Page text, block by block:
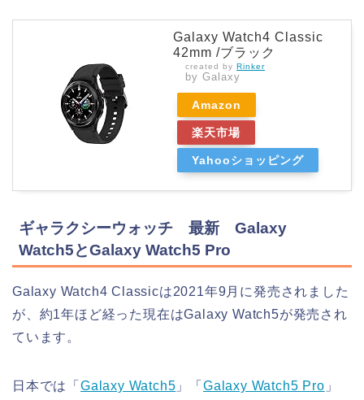
Galaxy Watch4 Classic
42mm /ブラック
created by Rinker
by Galaxy
Amazon
楽天市場
Yahooショッピング
ギャラクシーウォッチ 最新 Galaxy
Watch5とGalaxy Watch5 Pro
Galaxy Watch4 Classicは2021年9月に発売されました
が、約1年ほど経った現在はGalaxy Watch5が発売され
ています。
日本では「 Galaxy Watch5 」「Galaxy Watch5 Pro 」